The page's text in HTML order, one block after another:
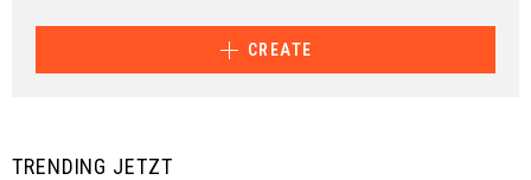
CREATE
TRENDING JETZT